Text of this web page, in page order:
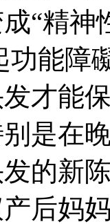
“精神
功能障
才能
是在
的新
后妈